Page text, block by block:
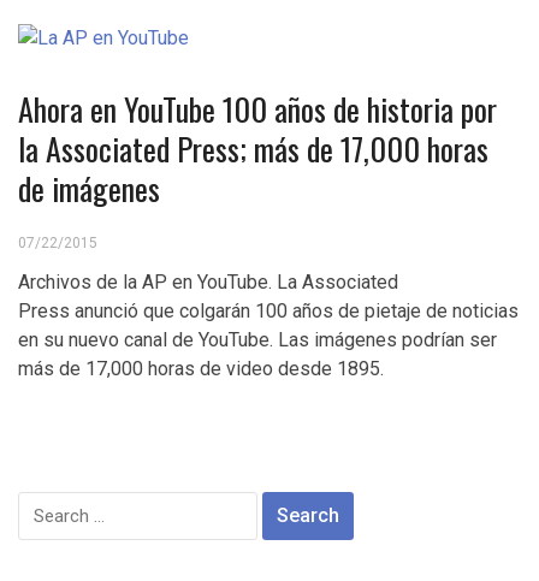
Ahora en YouTube 100 años de historia por
la Associated Press; más de 17,000 horas
de imágenes
07/22/2015
Archivos de la AP en YouTube. La Associated
Press anunció que colgarán 100 años de pietaje de noticias
en su nuevo canal de YouTube. Las imágenes podrían ser
más de 17,000 horas de video desde 1895.
Search